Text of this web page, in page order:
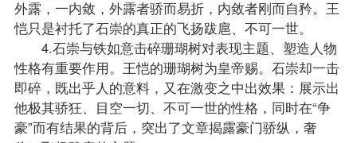
外露，一内敛，外露者骄而易折，内敛者刚而自矜。王
恺只是衬托了石崇的真正的飞扬跋扈、不可一世。
4.石崇与铁如意击碎珊瑚树对表现主题、塑造人物
性格有重要作用。王恺的珊瑚树为皇帝赐。石崇却一击
即碎，既出乎人的意料，又在激变之中出效果：展示出
他极其骄狂、目空一切、不可一世的性格，同时在“争
豪”而有结果的背后，突出了文章揭露豪门骄纵，奢